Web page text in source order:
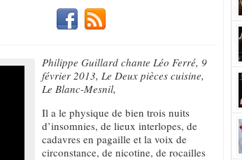
Philippe Guillard chante Léo Ferré, 9
février 2013, Le Deux pièces cuisine,
Le Blanc-Mesnil,
Il a le physique de bien trois nuits
d’insomnies, de lieux interlopes, de
cadavres en pagaille et la voix de
circonstance, de nicotine, de rocailles